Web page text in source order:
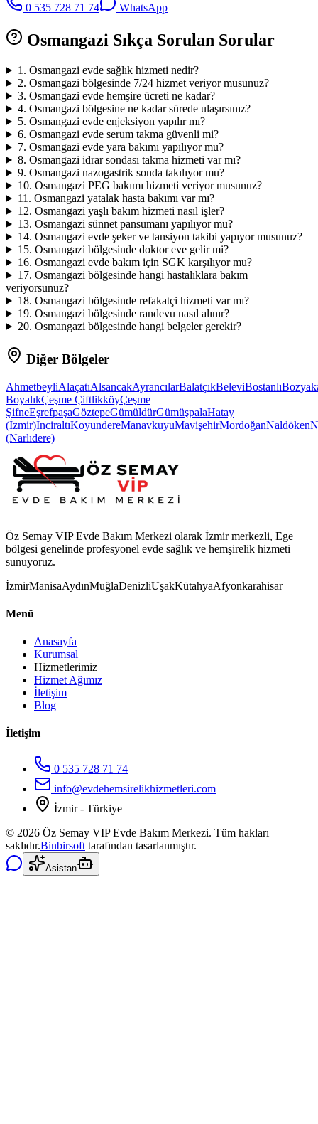
0 535 728 71 74 WhatsApp
Osmangazi Sıkça Sorulan Sorular
1 . Osmangazi evde sağlık hizmeti nedir?
2. Osmangazi bölgesinde 7/24 hizmet veriyor musunuz?
3. Osmangazi evde hemşire ücreti ne kadar?
4. Osmangazi bölgesine ne kadar sürede ulaşırsınız?
5. Osmangazi evde enjeksiyon yapılır mı?
6. Osmangazi evde serum takma güvenli mi?
7. Osmangazi evde yara bakımı yapılıyor mu?
8. Osmangazi idrar sondası takma hizmeti var mı?
9. Osmangazi nazogastrik sonda takılıyor mu?
10. Osmangazi PEG bakımı hizmeti veriyor musunuz?
11 . Osmangazi yatalak hasta bakımı var mı?
12. Osmangazi yaşlı bakım hizmeti nasıl işler?
13. Osmangazi sünnet pansumanı yapılıyor mu?
14. Osmangazi evde şeker ve tansiyon takibi yapıyor musunuz?
15. Osmangazi bölgesinde doktor eve gelir mi?
16. Osmangazi evde bakım için SGK karşılıyor mu?
17. Osmangazi bölgesinde hangi hastalıklara bakım
veriyorsunuz?
18. Osmangazi bölgesinde refakatçi hizmeti var mı?
19. Osmangazi bölgesinde randevu nasıl alınır?
20. Osmangazi bölgesinde hangi belgeler gerekir?
Diğer Bölgeler
AhmetbeyliAlaçatıAlsancakAyrancılarBalatçıkBeleviBostanlı
BoyalıkÇeşme ÇiftlikköyÇeşme
ŞifneEşrefpaşaGöztepeGümüldürGümüşpalaHatay
(İzmir)İnciraltıKoyundereManavkuyuMavişehirMordoğanNaldöken
(Narlıdere)
Öz Semay VIP Evde Bakım Merkezi olarak İzmir merkezli, Ege
bölgesi genelinde profesyonel evde sağlık ve hemşirelik hizmeti
sunuyoruz.
İzmirManisaAydınMuğlaDenizliUşakKütahyaAfyonkarahisar
Menü
Anasayfa
Kurumsal
Hizmetlerimiz
Hizmet Ağımız
İletişim
Blog
İletişim
0 535 728 71 74
info@evdehemsirelikhizmetleri.com
İzmir - Türkiye
© 2026 Öz Semay VIP Evde Bakım Merkezi. Tüm hakları
saklıdır.Binbirsoft tarafından tasarlanmıştır.
Asistan